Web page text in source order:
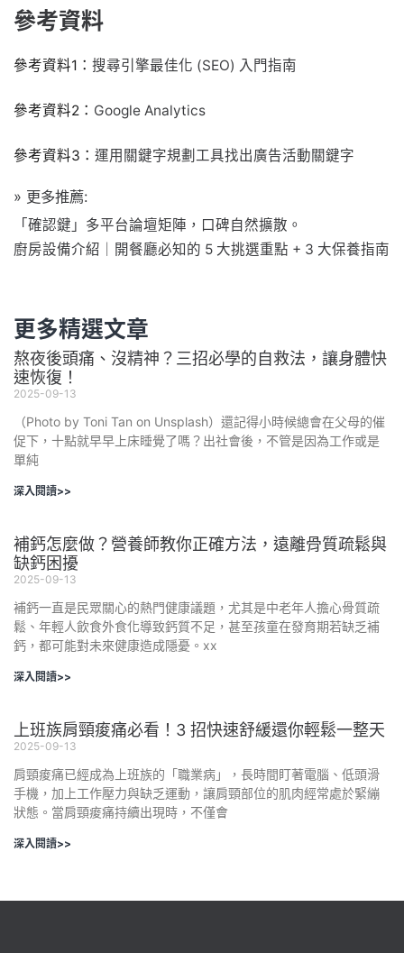
參考資料
參考資料1： 搜尋引擎最佳化 (SEO) 入門指南
參考資料2： Google Analytics
參考資料3： 運用關鍵字規劃工具找出廣告活動關鍵字
» 更多推薦:
「確認鍵」多平台論壇矩陣，口碑自然擴散。
廚房設備介紹｜開餐廳必知的 5 大挑選重點 + 3 大保養指南
更多精選文章
熬夜後頭痛、沒精神？三招必學的自救法，讓身體快
速恢復！
2025-09-13
（Photo by Toni Tan on Unsplash）還記得小時候總會在父母的催
促下，十點就早早上床睡覺了嗎？出社會後，不管是因為工作或是
單純
深入閱讀>>
補鈣怎麼做？營養師教你正確方法，遠離骨質疏鬆與
缺鈣困擾
2025-09-13
補鈣一直是民眾關心的熱門健康議題，尤其是中老年人擔心骨質疏
鬆、年輕人飲食外食化導致鈣質不足，甚至孩童在發育期若缺乏補
鈣，都可能對未來健康造成隱憂。xx
深入閱讀>>
上班族肩頸痠痛必看！3 招快速舒緩還你輕鬆一整天
2025-09-13
肩頸痠痛已經成為上班族的「職業病」，長時間盯著電腦、低頭滑
手機，加上工作壓力與缺乏運動，讓肩頸部位的肌肉經常處於緊繃
狀態。當肩頸痠痛持續出現時，不僅會
深入閱讀>>